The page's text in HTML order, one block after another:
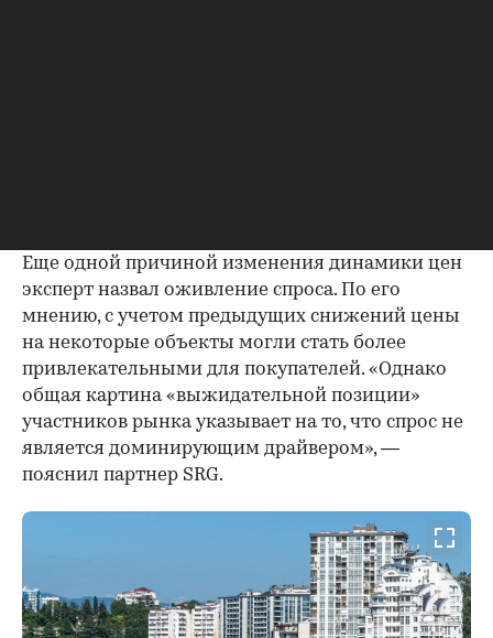
Еще одной причиной изменения динамики цен
эксперт назвал оживление спроса. По его
мнению, с учетом предыдущих снижений цены
на некоторые объекты могли стать более
привлекательными для покупателей. «Однако
общая картина «выжидательной позиции»
участников рынка указывает на то, что спрос не
является доминирующим драйвером», —
пояснил партнер SRG.